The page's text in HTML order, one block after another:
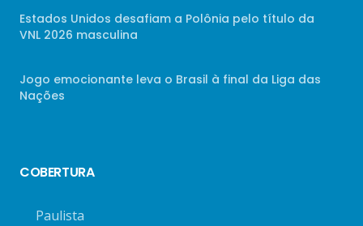
Estados Unidos desafiam a Polônia pelo título da
VNL 2026 masculina
Jogo emocionante leva o Brasil à final da Liga das
Nações
COBERTURA
Paulista